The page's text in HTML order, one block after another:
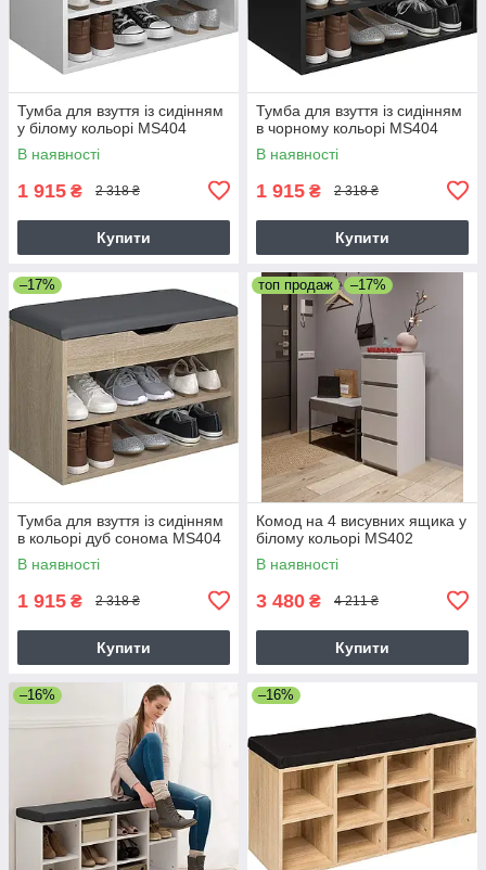
Тумба для взуття із сидінням
у білому кольорі MS404
В наявності
1 915 ₴ 2 318 ₴
Купити
Тумба для взуття із сидінням
в чорному кольорі MS404
В наявності
1 915 ₴ 2 318 ₴
Купити
–17%
Тумба для взуття із сидінням
в кольорі дуб сонома MS404
В наявності
1 915 ₴ 2 318 ₴
Купити
топ продаж –17%
Комод на 4 висувних ящика у
білому кольорі MS402
В наявності
3 480 ₴ 4 211 ₴
Купити
–16% –16%